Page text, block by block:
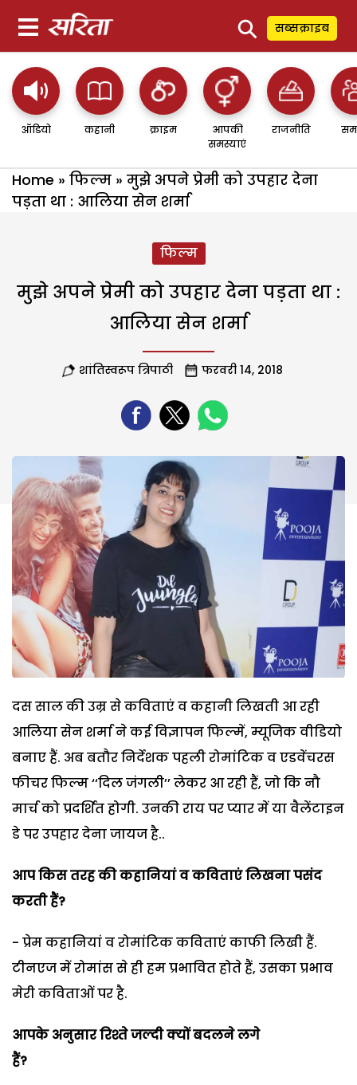
⚲ सब्सक्राइब
ऑडियो कहानी क्राइम
आपकी
समस्याएं
राजनीति
Home » फिल्म » मुझे अपने प्रेमी को उपहार देना
पड़ता था : आलिया सेन शर्मा
फिल्म
मुझे अपने प्रेमी को उपहार देना पड़ता था :
आलिया सेन शर्मा
शांतिस्वरूप त्रिपाठी फरवरी 14, 2018
दस साल की उम्र से कविताएं व कहानी लिखती आ रही
आलिया सेन शर्मा ने कई विज्ञापन फिल्में, म्यूजिक वीडियो
बनाए हैं. अब बतौर निर्देशक पहली रोमांटिक व एडवेंचरस
फीचर फिल्म ‘‘दिल जंगली’’ लेकर आ रही हैं, जो कि नौ
मार्च को प्रदर्शित होगी. उनकी राय पर प्यार में या वैलेंटाइन
डे पर उपहार देना जायज है..
आप किस तरह की कहानियां व कविताएं लिखना पसंद
करती हैं?
- प्रेम कहानियां व रोमांटिक कविताएं काफी लिखी हैं.
टीनएज में रोमांस से ही हम प्रभावित होते हैं, उसका प्रभाव
मेरी कविताओं पर है.
आपके अनुसाररिश्ते जल्दी क्यों बदलने लगे
हैं?